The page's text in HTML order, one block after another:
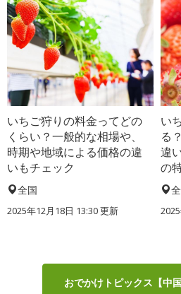
いちご狩りの料金ってどの
くらい？一般的な相場や、
時期や地域による価格の違
いもチェック
全国
2025年12月18日 13:30 更新
い
る
違
の
おでかけトピックス【中